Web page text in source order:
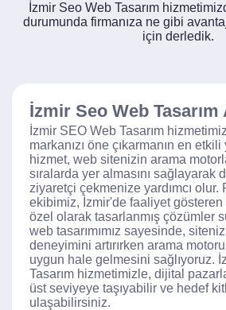
İzmir Seo Web Tasarım
durumunda firmanıza ne gibi
için derledik.
İzmir Seo Web Tasarım
İzmir SEO Web Tasarım
markanızı öne çıkarmanın en
hizmet, web sitenizin arama
sıralarda yer almasını sağlayarak
ziyaretçi çekmenize yardımcı olur.
ekibimiz, İzmir'de faaliyet
özel olarak tasarlanmış çözümler
web tasarımımız sayesinde,
deneyimini artırırken arama
uygun hale gelmesini sağlıyoruz.
Tasarım hizmetimizle, dijital
üst seviyeye taşıyabilir ve hedef
ulaşabilirsiniz.